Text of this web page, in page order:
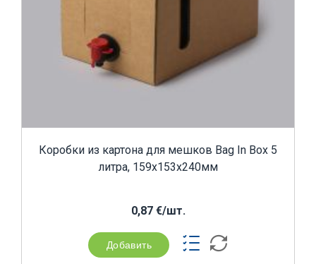
Коробки из картона для мешков Bag In Box 5
литра, 159x153x240мм
0,87 €/шт.
Добавить